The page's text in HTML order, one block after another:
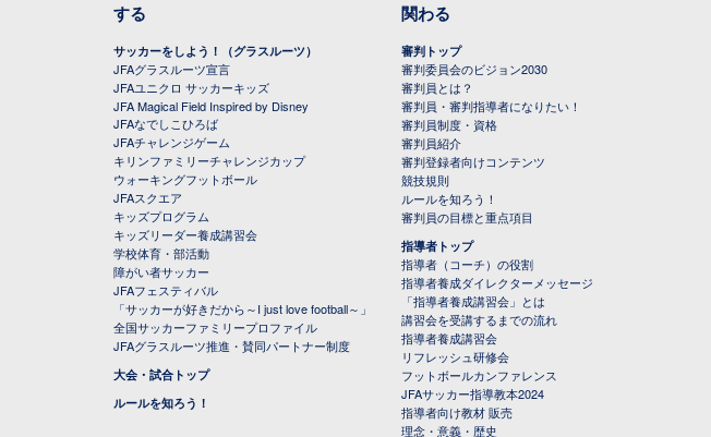
する
サッカーをしよう！（グラスルーツ）
JFAグラスルーツ宣言
JFAユニクロ サッカーキッズ
JFA Magical Field Inspired by Disney
JFAなでしこひろば
JFAチャレンジゲーム
キリンファミリーチャレンジカップ
ウォーキングフットボール
JFAスクエア
キッズプログラム
キッズリーダー養成講習会
学校体育・部活動
障がい者サッカー
JFAフェスティバル
「サッカーが好きだから～I just love football～」
全国サッカーファミリープロファイル
JFAグラスルーツ推進・賛同パートナー制度
大会・試合トップ
ルールを知ろう！
関わる
審判トップ
審判委員会のビジョン2030
審判員とは？
審判員・審判指導者になりたい！
審判員制度・資格
審判員紹介
審判登録者向けコンテンツ
競技規則
ルールを知ろう！
審判員の目標と重点項目
指導者トップ
指導者（コーチ）の役割
指導者養成ダイレクターメッセージ
「指導者養成講習会」とは
講習会を受講するまでの流れ
指導者養成講習会
リフレッシュ研修会
フットボールカンファレンス
JFAサッカー指導教本2024
指導者向け教材 販売
理念・意義・歴史